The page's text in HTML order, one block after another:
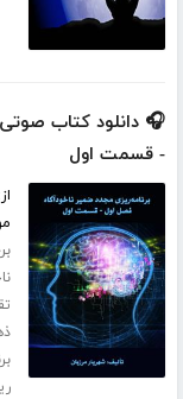
🎧 دانلود کتاب
- قسمت اول